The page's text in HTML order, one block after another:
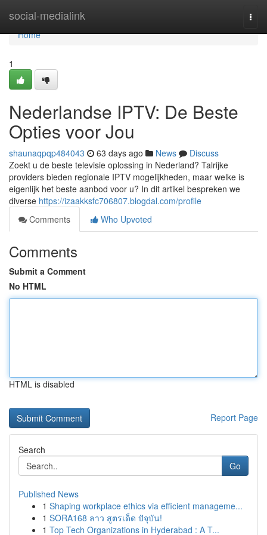
social-medialink
Home
Home
1
Nederlandse IPTV: De Beste
Opties voor Jou
shaunaqpqp484043 63 days ago News
Discuss
Zoekt u de beste televisie oplossing in Nederland? Talrijke
providers bieden regionale IPTV mogelijkheden, maar welke is
eigenlijk het beste aanbod voor u? In dit artikel bespreken we
diverse https://izaakksfc706807.blogdal.com/profile
Comments
Who Upvoted
Comments
Submit a Comment
No HTML
HTML is disabled
Report Page
Search
Go
Published News
1 Shaping workplace ethics via efficient manageme...
1 SORA168 ลาว สูตรเด็ด ปัจุบัน!
1 Top Tech Organizations in Hyderabad : A T...